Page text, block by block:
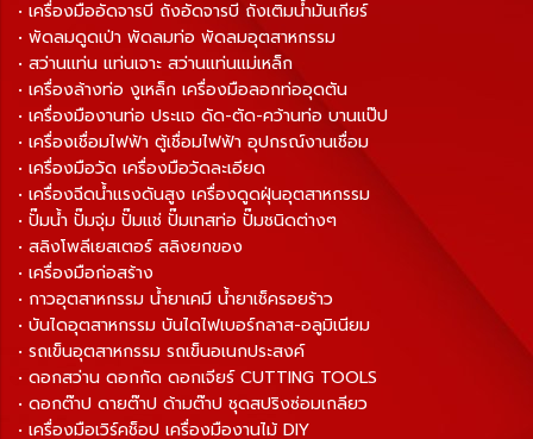
• เครื่องมืออัดจารบี ถังอัดจารบี ถังเติมน้ำมันเกียร์
• พัดลมดูดเป่า พัดลมท่อ พัดลมอุตสาหกรรม
• สว่านแท่น แท่นเจาะ สว่านแท่นแม่เหล็ก
• เครื่องล้างท่อ งูเหล็ก เครื่องมือลอกท่ออุดตัน
• เครื่องมืองานท่อ ประแจ ดัด-ตัด-คว้านท่อ บานแป๊ป
• เครื่องเชื่อมไฟฟ้า ตู้เชื่อมไฟฟ้า อุปกรณ์งานเชื่อม
• เครื่องมือวัด เครื่องมือวัดละเอียด
• เครื่องฉีดน้ำแรงดันสูง เครื่องดูดฝุ่นอุตสาหกรรม
• ปั๊มน้ำ ปั๊มจุ่ม ปั๊มแช่ ปั๊มเทสท่อ ปั๊มชนิดต่างๆ
• สลิงโพลีเยสเตอร์ สลิงยกของ
• เครื่องมือก่อสร้าง
• กาวอุตสาหกรรม น้ำยาเคมี น้ำยาเช็ครอยร้าว
• บันไดอุตสาหกรรม บันไดไฟเบอร์กลาส-อลูมิเนียม
• รถเข็นอุตสาหกรรม รถเข็นอเนกประสงค์
• ดอกสว่าน ดอกกัด ดอกเจียร์ CUTTING TOOLS
• ดอกต๊าป ดายต๊าป ด้ามต๊าป ชุดสปริงซ่อมเกลียว
• เครื่องมือเวิร์คช็อป เครื่องมืองานไม้ DIY